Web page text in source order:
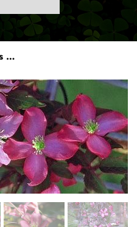
Clématites des montagnes 'Van Gogh'